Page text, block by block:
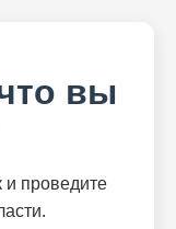
вы
и проведите